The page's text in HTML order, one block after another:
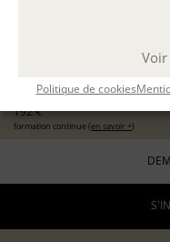
Voir
Politique de cookies
EXPÉRIMENTER
pour les particuliers
192 €
formation continue (en savoir +)